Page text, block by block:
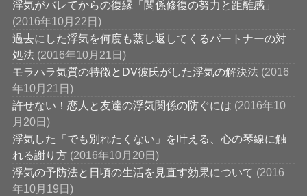
浮気がバレてからの復縁「関係修復の努力と距離感」
(2016年10月22日)
過去にした浮気を何度も蒸し返してくるパートナーの対
処法 (2016年10月21日)
モラハラ気質の特徴とDV彼氏がした浮気の解決法 (2016
年10月21日)
許せない！恋人と友達の浮気関係の防ぐには (2016年10
月20日)
浮気した「でも別れたくない」を叶える、心の琴線に触
れる謝り方 (2016年10月20日)
浮気の予防法と日頃の生活を見直す効果について (2016
年10月19日)